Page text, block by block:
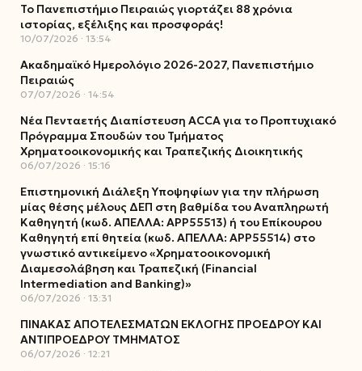
Το Πανεπιστήμιο Πειραιώς γιορτάζει 88 χρόνια
ιστορίας, εξέλιξης και προσφοράς!
10/07/2026 13:54
Ακαδημαϊκό Ημερολόγιο 2026-2027, Πανεπιστήμιο
Πειραιώς
07/07/2026 14:54
Νέα Πενταετής Διαπίστευση ACCA για το Προπτυχιακό
Πρόγραμμα Σπουδών του Τμήματος
Χρηματοοικονομικής και Τραπεζικής Διοικητικής
06/07/2026 15:16
Επιστημονική Διάλεξη Υποψηφίων για την πλήρωση
μίας θέσης μέλους ΔΕΠ στη βαθμίδα του Αναπληρωτή
Καθηγητή (κωδ. ΑΠΕΛΛΑ: ΑΡΡ55513) ή του Επίκουρου
Καθηγητή επί θητεία (κωδ. ΑΠΕΛΛΑ: ΑΡΡ55514) στο
γνωστικό αντικείμενο «Χρηματοοικονομική
Διαμεσολάβηση και Τραπεζική (Financial
Intermediation and Banking)»
06/07/2026 13:31
ΠΙΝΑΚΑΣ ΑΠΟΤΕΛΕΣΜΑΤΩΝ ΕΚΛΟΓΗΣ ΠΡΟΕΔΡΟΥ ΚΑΙ
ΑΝΤΙΠΡΟΕΔΡΟΥ ΤΜΗΜΑΤΟΣ
06/07/2026 12:21